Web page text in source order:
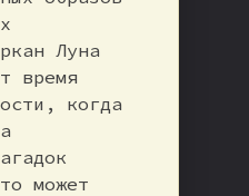
Луна
время
когда
может